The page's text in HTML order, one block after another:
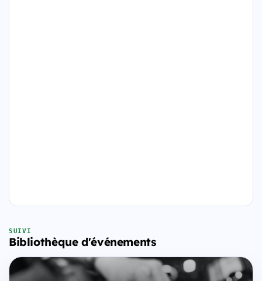
SUIVI
Bibliothèque d'événements